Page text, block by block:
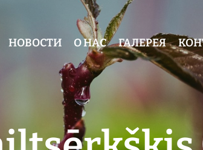
НОВОСТИ О НАС ГАЛЕРЕЯ